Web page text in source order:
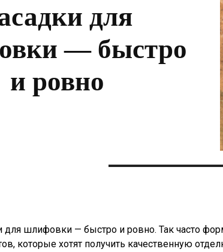
для
— быстро
и ровно
для шлифовки — быстро и ровно. Так часто
которые хотят получить качественную